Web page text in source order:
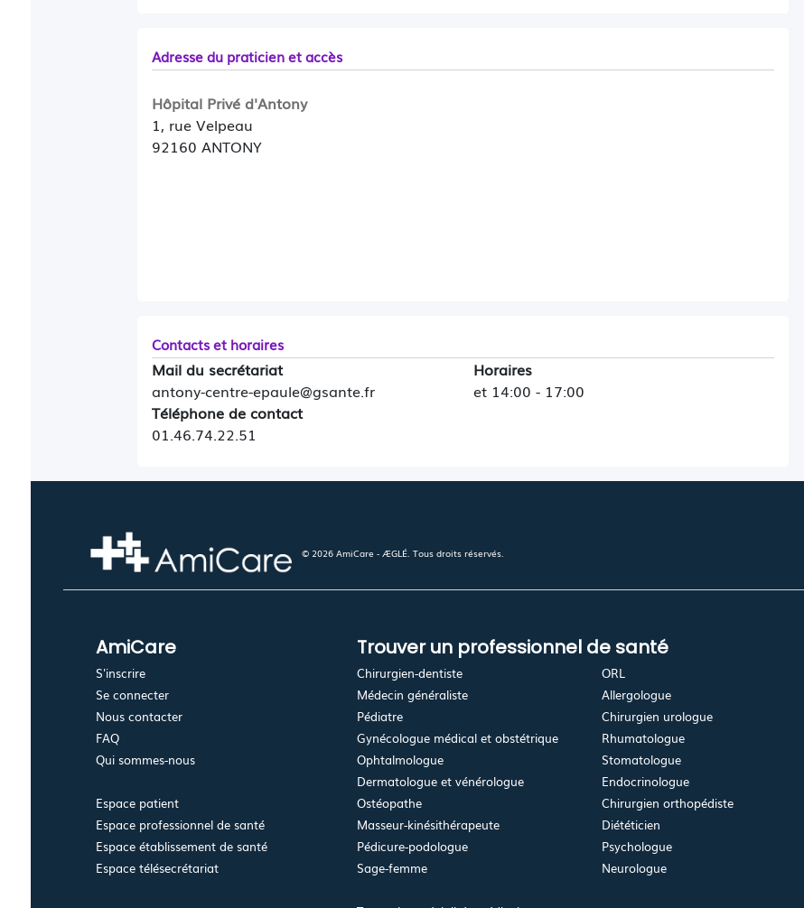
Adresse du praticien et accès
Hôpital Privé d'Antony
1, rue Velpeau
92160 ANTONY
Contacts et horaires
Mail du secrétariat
antony-centre-epaule@gsante.fr
Téléphone de contact
01.46.74.22.51
Horaires
et 14:00 - 17:00
© 2026 AmiCare - ÆGLÉ. Tous droits réservés.
AmiCare
S'inscrire
Se connecter
Nous contacter
FAQ
Qui sommes-nous
Espace patient
Espace professionnel de santé
Espace établissement de santé
Espace télésecrétariat
Trouver un professionnel de santé
Chirurgien-dentiste
Médecin généraliste
Pédiatre
Gynécologue médical et obstétrique
Ophtalmologue
Dermatologue et vénérologue
Ostéopathe
Masseur-kinésithérapeute
Pédicure-podologue
Sage-femme
ORL
Allergologue
Chirurgien urologue
Rhumatologue
Stomatologue
Endocrinologue
Chirurgien orthopédiste
Diététicien
Psychologue
Neurologue